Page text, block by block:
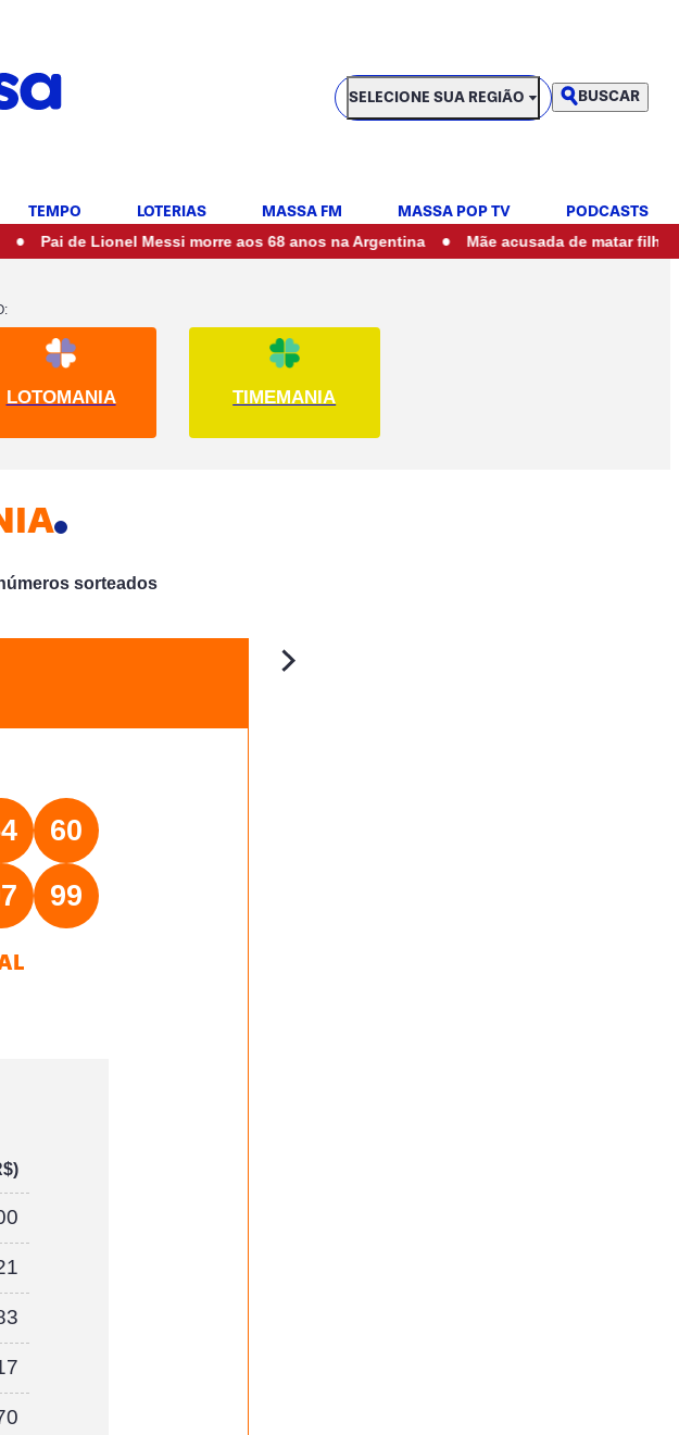
SELECIONE SUA REGIÃO
SELECIONE SUA REGIÃO BUSCAR
TEMPO LOTERIAS MASSA FM MASSA POP TV PODCASTS
de Lionel Messi morre aos 68 anos na Argentina • Mãe acusada de matar filhos em
LOTOMANIA TIMEMANIA
sorteados
60
99